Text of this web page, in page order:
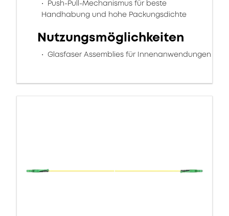
Push-Pull-Mechanismus für beste
Handhabung und hohe Packungsdichte
Nutzungsmöglichkeiten
Glasfaser Assemblies für Innenanwendungen